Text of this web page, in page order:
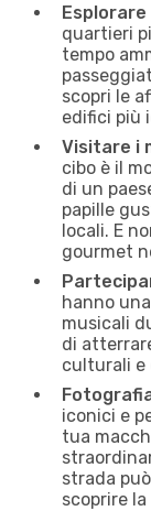
quartieri
tempo
scopri le
edifici più
Visitare i
cibo è il
di un
papille
locali. E
gourmet
hanno
musicali
di
culturali e
iconici e
tua
strada
scoprire